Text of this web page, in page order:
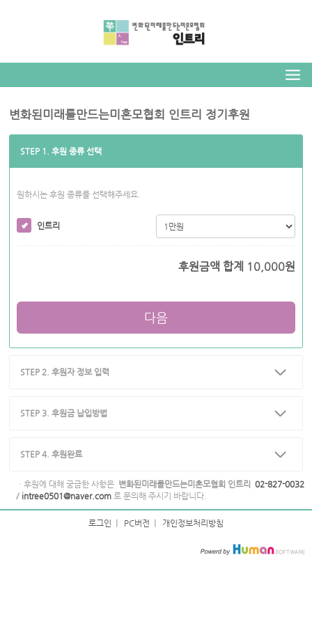
변화된미래를만드는미혼모협회 인트리 정기후원
STEP 1. 후원 종류 선택
원하시는 후원 종류를 선택해주세요.
인트리
후원금액 합계 10,000원
다음
STEP 2. 후원자 정보 입력
STEP 3. 후원금 납입방법
STEP 4. 후원완료
ㆍ후원에 대해 궁금한 사항은 변화된미래를만드는미혼모협회 인트리02-827-0032
/ intree0501@naver.com 로 문의해 주시기 바랍니다.
로그인 | PC버전 | 개인정보처리방침